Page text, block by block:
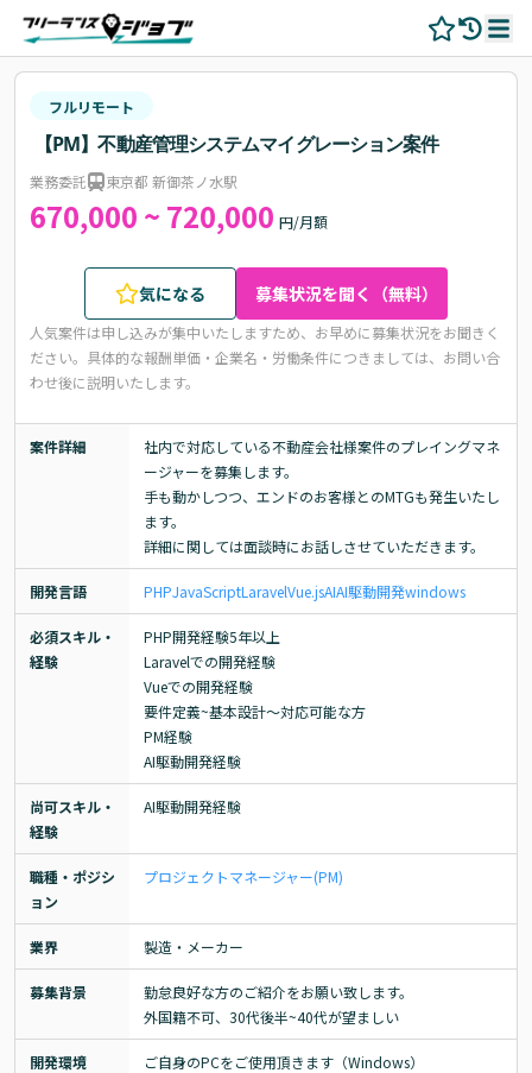
フルリモート
【PM】不動産管理システムマイグレーション案件
業務委託 東京都 新御茶ノ水駅
670,000 ~ 720,000 円/月額
気になる 募集状況を聞く（無料）
人気案件は申し込みが集中いたしますため、お早めに募集状況をお聞きく
ださい。 具体的な報酬単価・企業名・労働条件につきましては、お問い合
わせ後に説明いたします。
案件詳細
社内で対応している不動産会社様案件のプレイングマネ
ージャーを募集します。
手も動かしつつ、エンドのお客様とのMTGも発生いたし
ます。
詳細に関しては面談時にお話しさせていただきます。
開発言語 PHPJavaScriptLaravelVue.jsAIAI駆動開発windows
必須スキル・
経験
PHP開発経験5年以上
Laravelでの開発経験
Vueでの開発経験
要件定義~基本設計～対応可能な方
PM経験
AI駆動開発経験
尚可スキル・
経験
AI駆動開発経験
職種・ポジシ
ョン
プロジェクトマネージャー(PM)
業界 製造・メーカー
募集背景
勤怠良好な方のご紹介をお願い致します。
外国籍不可、30代後半~40代が望ましい
開発環境
ご自身のPCをご使用頂きます（Windows）